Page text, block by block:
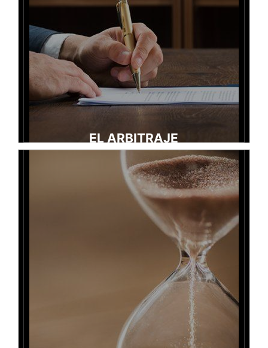
cual las partes en un litigio intentan resolverlo por sí mismas
con la ayuda de un mediador. la flexibilidad y la
confidencialidad son dos de sus principales ventajas.
Continuación
EL ARBITRAJE
El arbitraje : un modo de resolución de conflictos del tráfico
El arbitraje es una justicia privada, establecida por la
voluntad de las partes y reconocida por los Estados e
instituciones internacionales, que responde a la necesidad
de ser juzgado fuera de los tribunales debido por parte a la
confidencialidad y de la adaptación del procedimiento al